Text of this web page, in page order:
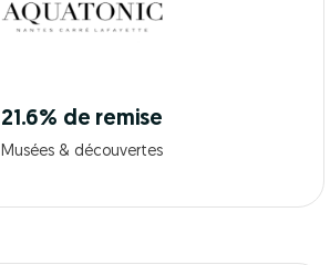
21.6% de remise
Musées & découvertes